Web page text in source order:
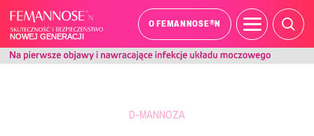
O FEMANNOSE®N
D-MANNOZA